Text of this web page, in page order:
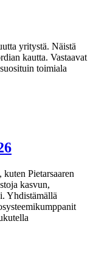
yritystä. Näistä
kautta. Vastaavat
toimiala
Pietarsaaren
kasvun,
Yhdistämällä